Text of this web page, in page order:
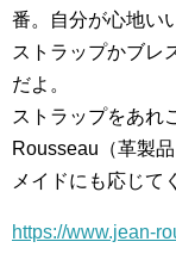
番。自分が心地い
ストラップかブレ
だよ。
ストラップをあれ
Rousseau（革製
メイドにも応じて
https://www.jean-